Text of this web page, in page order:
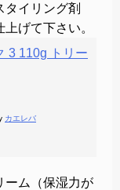
タイリング剤
げて下さい。
3 110g トリー
カエレバ
ーム（保湿力が